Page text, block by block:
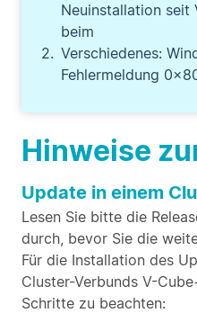
Hinweise
Update in einem
Lesen Sie bitte die
durch, bevor Sie die
Für die Installation des
Cluster-Verbunds V-
Schritte zu beachten:
Neuinstallation seit
beim
Verschiedenes:
Fehlermeldung